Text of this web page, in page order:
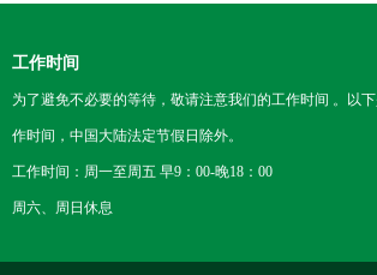
工作时间
为了避免不必要的等待，敬请注意我们的工作时间 。以
作时间，中国大陆法定节假日除外。
工作时间：周一至周五 早9：00-晚18：00
周六、周日休息